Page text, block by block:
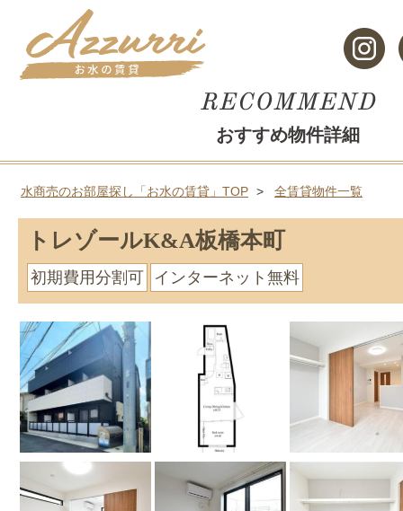
おすすめ物件詳細
水商売のお部屋探し「お水の賃貸」TOP 全賃貸物件一覧
トレゾールK&A板橋本町
初期費用分割可 インターネット無料